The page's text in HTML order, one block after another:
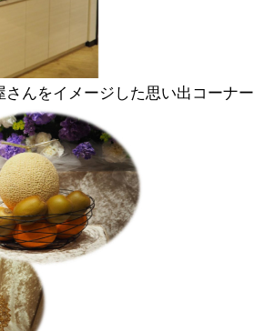
んをイメージした思い出コーナー